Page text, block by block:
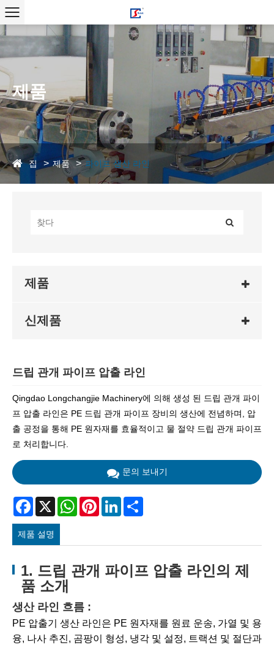
제품
집 제품 파이프 생산 라인
제품
신제품
드립 관개 파이프 압출 라인
Qingdao Longchangjie Machinery에 의해 생성 된 드립 관개 파이
프 압출 라인은 PE 드립 관개 파이프 장비의 생산에 전념하며, 압
출 공정을 통해 PE 원자재를 효율적이고 물 절약 드립 관개 파이프
로 처리합니다.
문의 보내기
Facebook
X WhatsAppPinterestLinkedIn
제품 설명
1. 드립 관개 파이프 압출 라인의 제
품 소개
생산 라인 흐름 :
PE 압출기 생산 라인은 PE 원자재를 원료 운송, 가열 및 용
융, 나사 추진, 곰팡이 형성, 냉각 및 설정, 트랙션 및 절단과